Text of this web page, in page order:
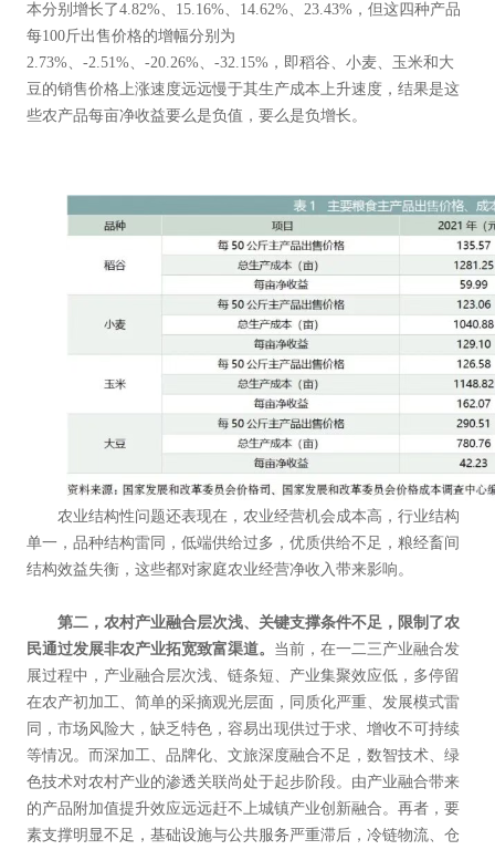
本分别增长了4.82%、15.16%、14.62%、23.43%，但这四种产品
每100斤出售价格的增幅分别为
2.73%、-2.51%、-20.26%、-32.15%，即稻谷、小麦、玉米和大
豆的销售价格上涨速度远远慢于其生产成本上升速度，结果是这
些农产品每亩净收益要么是负值，要么是负增长。
农业结构性问题还表现在，农业经营机会成本高，行业结构
单一，品种结构雷同，低端供给过多，优质供给不足，粮经畜间
结构效益失衡，这些都对家庭农业经营净收入带来影响。
第二，农村产业融合层次浅、关键支撑条件不足，限制了农
民通过发展非农产业拓宽致富渠道。 当前，在一二三产业融合发
展过程中，产业融合层次浅、链条短、产业集聚效应低，多停留
在农产初加工、简单的采摘观光层面，同质化严重、发展模式雷
同，市场风险大，缺乏特色，容易出现供过于求、增收不可持续
等情况。而深加工、品牌化、文旅深度融合不足，数智技术、绿
色技术对农村产业的渗透关联尚处于起步阶段。由产业融合带来
的产品附加值提升效应远远赶不上城镇产业创新融合。再者，要
素支撑明显不足，基础设施与公共服务严重滞后，冷链物流、仓